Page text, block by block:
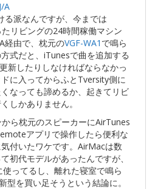
A
派なんですが、今までは
リビングの24時間稼働マシン
経由で、枕元のVGF-WA1 で鳴ら
式だと、iTunesで曲を追加する
新したりしなければならなかっ
に入ってからふとTversity側に
なっても諦めるか、起きてリビ
しかありません。
ら枕元のスピーカーにAirTunes
アプリで操作したら便利な
付いたワケです。AirMacは数
初代モデルがあったんですが、
ってるし、離れた寝室で鳴ら
型を買い足そうという結論に。